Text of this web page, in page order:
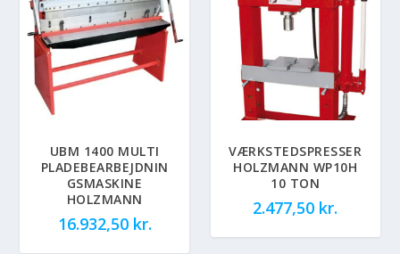
UBM 1400 MULTI
PLADEBEARBEJDNIN
GSMASKINE
HOLZMANN
16.932,50 kr.
VÆRKSTEDSPRESSER
HOLZMANN WP10H
10 TON
2.477,50 kr.